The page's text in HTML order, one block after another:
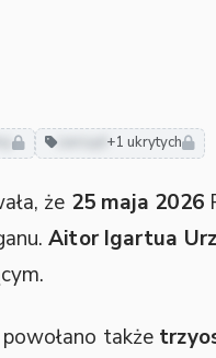
+1 ukrytych
że 25 maja 2026
Aitor Igartua
także